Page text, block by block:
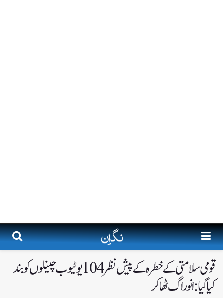
قومی سلامتی کے خطرہ کےپیش نظر 104یوٹیوب چینلوں کو بند
کیا گیا:انو راگ ٹھاکر